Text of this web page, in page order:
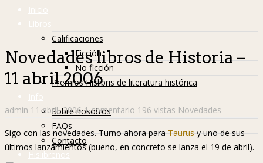
Inicio
Libros
Calificaciones
Ficción
No ficción
Premios Hislibris de literatura histórica
Info
Sobre nosotros
FAQs
Contacto
Hislibreños
Novedades libros de Historia –
11 abril 2006
admin 11 abril, 2006 1 comentario 196 vistas Novedades
Sigo con las novedades. Turno ahora para Taurus y uno de sus
últimos lanzamientos (bueno, en concreto se lanza el 19 de abril).